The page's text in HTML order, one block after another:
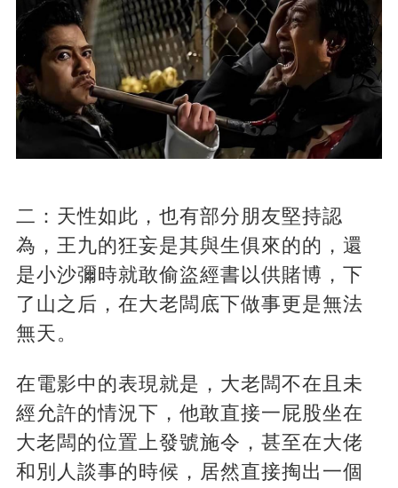
二：天性如此，也有部分朋友堅持認
為，王九的狂妄是其與生俱來的的，還
是小沙彌時就敢偷盜經書以供賭博，下
了山之后，在大老闆底下做事更是無法
無天。
在電影中的表現就是，大老闆不在且未
經允許的情況下，他敢直接一屁股坐在
大老闆的位置上發號施令，甚至在大佬
和別人談事的時候，居然直接掏出一個